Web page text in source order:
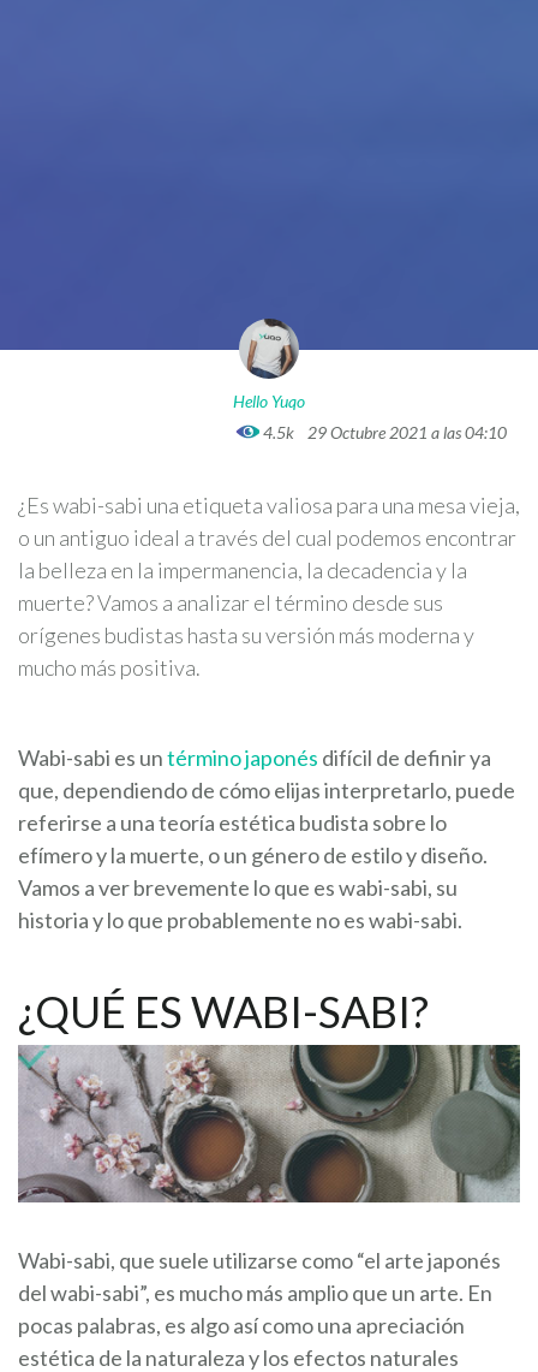
Hello Yuqo
4.5k
29 Octubre 2021 a las 04:10
¿Es wabi-sabi una etiqueta valiosa para una mesa vieja,
o un antiguo ideal a través del cual podemos encontrar
la belleza en la impermanencia, la decadencia y la
muerte? Vamos a analizar el término desde sus
orígenes budistas hasta su versión más moderna y
mucho más positiva.
Wabi-sabi es untérmino japonés difícil de definir ya
que, dependiendo de cómo elijas interpretarlo, puede
referirse a una teoría estética budista sobre lo
efímero y la muerte, o un género de estilo y diseño.
Vamos a ver brevemente lo que es wabi-sabi, su
historia y lo que probablemente no es wabi-sabi.
¿QUÉ ES WABI-SABI?
Wabi-sabi, que suele utilizarse como “el arte japonés
del wabi-sabi”, es mucho más amplio que un arte. En
pocas palabras, es algo así como una apreciación
estética de la naturaleza y los efectos naturales